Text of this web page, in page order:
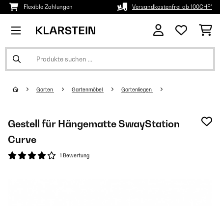
Flexible Zahlungen Versandkostenfrei ab 100CHF*
Garten Gartenmöbel Gartenliegen
Gestell für Hängematte SwayStation
Curve
1 Bewertung